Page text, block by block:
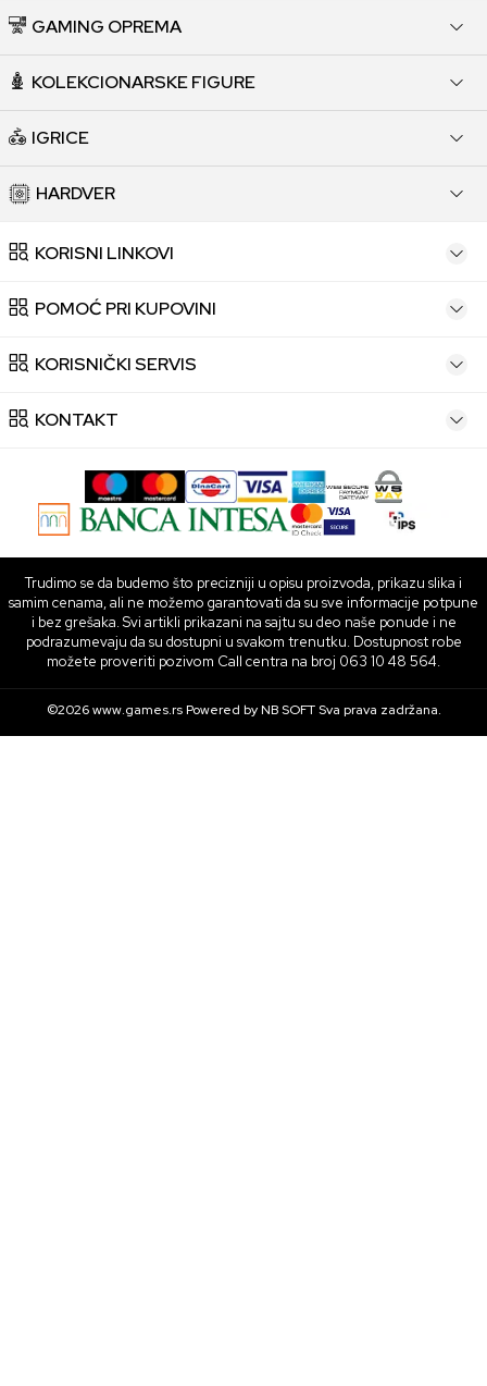
GAMING OPREMA
KOLEKCIONARSKE FIGURE
IGRICE
HARDVER
KORISNI LINKOVI
POMOĆ PRI KUPOVINI
KORISNIČKI SERVIS
KONTAKT
Trudimo se da budemo što precizniji u opisu proizvoda, prikazu slika i
samim cenama, ali ne možemo garantovati da su sve informacije potpune
i bez grešaka. Svi artikli prikazani na sajtu su deo naše ponude i ne
podrazumevaju da su dostupni u svakom trenutku. Dostupnost robe
možete proveriti pozivom Call centra na broj 063 10 48 564.
©2026www.games.rs Powered byNB SOFTSva prava zadržana.